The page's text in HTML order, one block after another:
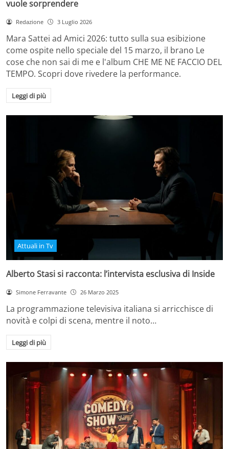
vuole sorprendere
Redazione 3 Luglio 2026
Mara Sattei ad Amici 2026: tutto sulla sua esibizione
come ospite nello speciale del 15 marzo, il brano Le
cose che non sai di me e l'album CHE ME NE FACCIO DEL
TEMPO. Scopri dove rivedere la performance.
Leggi di più
Attuali in Tv
Alberto Stasi si racconta: l’intervista esclusiva di Inside
Simone Ferravante 26 Marzo 2025
La programmazione televisiva italiana si arricchisce di
novità e colpi di scena, mentre il noto…
Leggi di più